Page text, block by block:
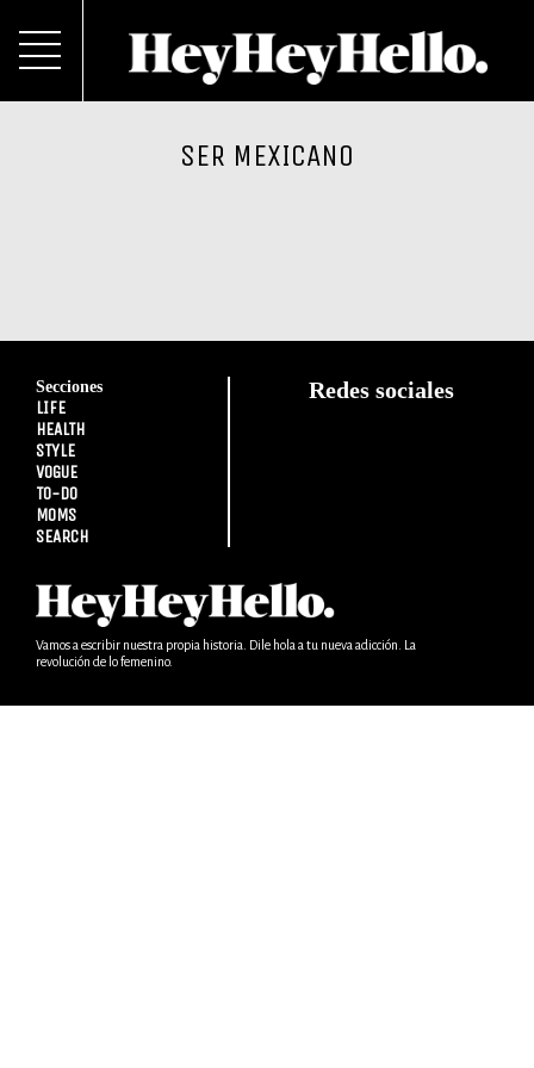
SER MEXICANO
Secciones
LIFE
HEALTH
STYLE
VOGUE
TO-DO
MOMS
SEARCH
Redes sociales
Vamos a escribir nuestra propia historia. Dile hola a tu nueva adicción. La
revolución de lo femenino.